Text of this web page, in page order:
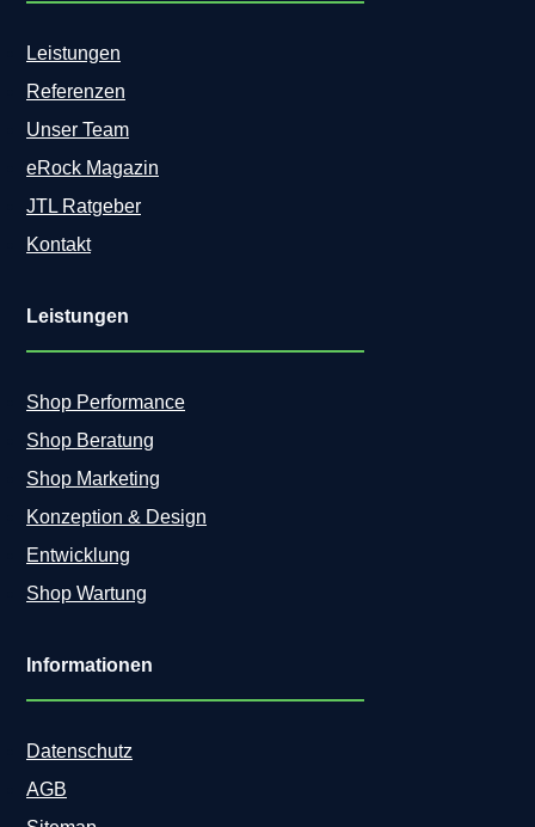
Leistungen
Referenzen
Unser Team
eRock Magazin
JTL Ratgeber
Kontakt
Leistungen
Shop Performance
Shop Beratung
Shop Marketing
Konzeption & Design
Entwicklung
Shop Wartung
Informationen
Datenschutz
AGB